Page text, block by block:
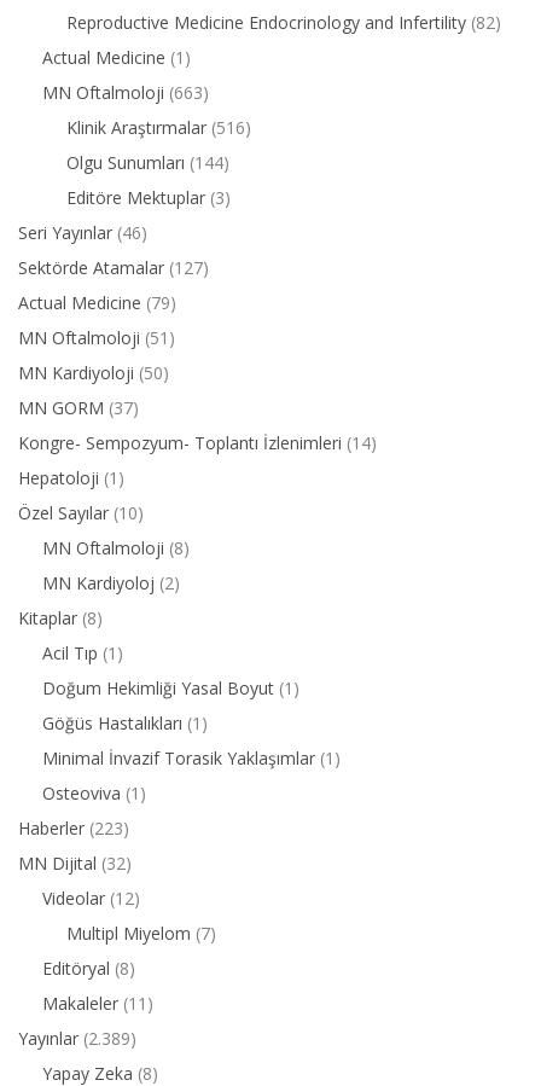
Reproductive Medicine Endocrinology and Infertility (82)
Actual Medicine (1)
MN Oftalmoloji (663)
Klinik Araştırmalar (516)
Olgu Sunumları (144)
Editöre Mektuplar (3)
Seri Yayınlar (46)
Sektörde Atamalar (127)
Actual Medicine (79)
MN Oftalmoloji (51)
MN Kardiyoloji (50)
MN GORM (37)
Kongre- Sempozyum- Toplantı İzlenimleri (14)
Hepatoloji (1)
Özel Sayılar (10)
MN Oftalmoloji (8)
MN Kardiyoloj (2)
Kitaplar (8)
Acil Tıp (1)
Doğum Hekimliği Yasal Boyut (1)
Göğüs Hastalıkları (1)
Minimal İnvazif Torasik Yaklaşımlar (1)
Osteoviva (1)
Haberler (223)
MN Dijital (32)
Videolar (12)
Multipl Miyelom (7)
Editöryal (8)
Makaleler (11)
Yayınlar (2.389)
Yapay Zeka (8)